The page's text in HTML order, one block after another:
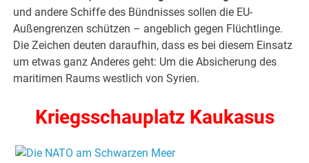
und andere Schiffe des Bündnisses sollen die EU-
Außengrenzen schützen – angeblich gegen Flüchtlinge.
Die Zeichen deuten daraufhin, dass es bei diesem Einsatz
um etwas ganz Anderes geht: Um die Absicherung des
maritimen Raums westlich von Syrien.
Kriegsschauplatz Kaukasus